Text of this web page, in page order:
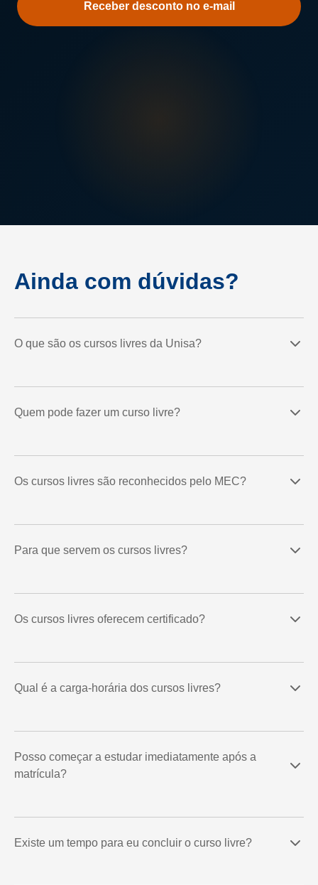
a
Ainda com dúvidas?
O que são os cursos livres da Unisa?
Quem pode fazer um curso livre?
Os cursos livres são reconhecidos pelo MEC?
Para que servem os cursos livres?
Os cursos livres oferecem certificado?
Qual é a carga-horária dos cursos livres?
Posso começar a estudar imediatamente após a
matrícula?
Existe um tempo para eu concluir o curso livre?